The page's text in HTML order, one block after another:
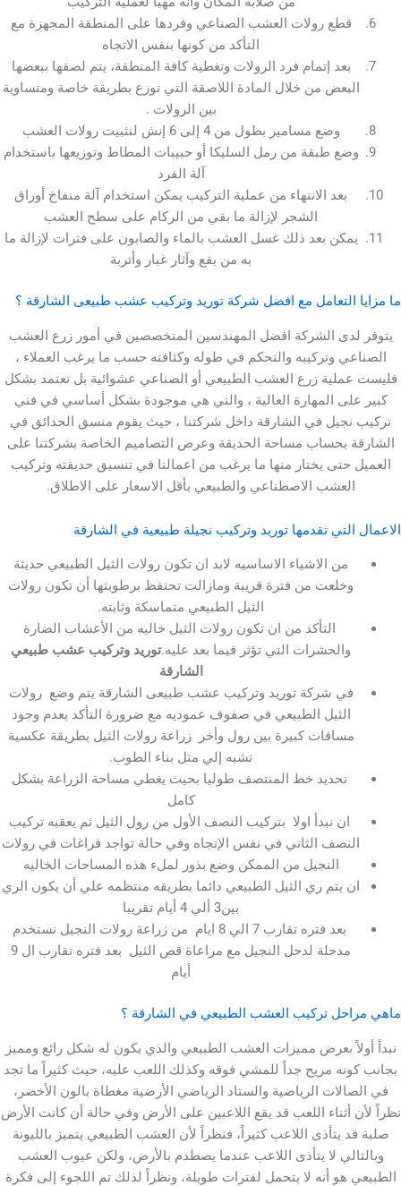
قطع رولات العشب الصناعي وفردها على المنطقة المجهزة مع
التأكد من كونها بنفس الاتجاه
بعد إتمام فرد الرولات وتغطية كافة المنطقة، يتم لصقها ببعضها
من خلال المادة اللاصقة التي توزع بطريقة خاصة ومتساوية
بين الرولات .
وضع مسامير بطول من 4 إلى 6 إنش لتثبيت رولات العشب
طبقة من رمل السليكا أو حبيبات المطاط وتوزيعها باستخدام
بعد الانتهاء من عملية التركيب يمكن استخدام آلة منفاخ أوراق
الشجر لإزالة ما بقي من الركام على سطح العشب
بعد ذلك غسل العشب بالماء والصابون على فترات لإزالة ما
به من بقع وآثار غبار وأتربة
التعامل مع افضل شركة توريد وتركيب عشب طبيعى الشارقة ؟
الشركة افضل المهندسين المتخصصين في أمور زرع العشب
وتركيبه والتحكم في طوله وكثافته حسب ما يرغب العملاء ،
زرع العشب الطبيعي أو الصناعي عشوائية بل تعتمد بشكل
المهارة العالية ، والتي هي موجودة بشكل أساسي في فني
في الشارقة داخل شركتنا ، حيث يقوم منسق الحدائق في
بحساب مساحة الحديقة وعرض التصاميم الخاصة بشركتنا على
يختار منها ما يرغب من اعمالنا في تنسيق حديقته وتركيب
الاصطناعي والطبيعي بأقل الاسعار على الاطلاق.
تقدمها توريد وتركيب نجيلة طبيعية في الشارقة
من الاشياء الاساسيه لابد ان تكون رولات الثيل الطبيعي حديثة
من فترة قريبة ومازالت تحتفظ برطوبتها أن تكون رولات
الثيل الطبيعي متماسكة وثابته.
التأكد من ان تكون رولات الثيل خاليه من الأعشاب الضارة
والحشرات التي تؤثر فيما بعد عليه. توريد وتركيب عشب طبيعي
شركة توريد وتركيب عشب طبيعى الشارقة يتم وضع رولات
الثيل الطبيعي في صفوف عموديه مع ضرورة التأكد بعدم وجود
كبيرة بين رول وأخر زراعة رولات الثيل بطريقة عكسية
تشبه إلي متل بناء الطوب.
تحديد خط المنتصف طوليا بحيث يغطي مساحة الزراعة بشكل
نبدأ اولا بتركيب النصف الأول من رول الثيل ثم يعقبه تركيب
الثاني في نفس الإتجاه وفي حالة تواجد فراغات في رولات
النجيل من الممكن وضع بذور لملء هذه المساحات الخاليه
يتم ري الثيل الطبيعي دائما بطريقه منتظمه علي أن يكون الري
بعد فتره تقارب 7 الي 8 ايام من زراعة رولات النجيل نستخدم
مدحلة لدحل النجيل مع مراعاة قص الثيل بعد فتره تقارب ال 9
تركيب العشب الطبيعي في الشارقة ؟
بعرض مميزات العشب الطبيعي والذي يكون له شكل رائع ومميز
مريح جداً للمشي فوقه وكذلك اللعب عليه، حيث كثيراً ما تجد
الرياضية والستاد الرياضي الأرضية مغطاة بالون الأخضر،
اللعب قد يقع اللاعبين على الأرض وفي حالة أن كانت الأرض
يتأذى اللاعب كثيراً، فنظراً لأن العشب الطبيعي يتميز بالليونة
لا يتأذى اللاعب عندما يصطدم بالأرض، ولكن عيوب العشب
أنه لا يتحمل لفترات طويلة، ونظراً لذلك تم اللجوء إلى فكرة